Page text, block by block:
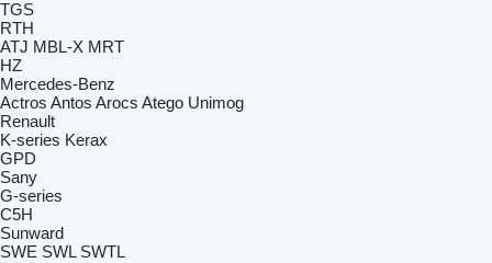
TGS
RTH
ATJ MBL-X MRT
HZ
Mercedes-Benz
Actros Antos Arocs Atego Unimog
Renault
K-series Kerax
GPD
Sany
G-series
C5H
Sunward
SWE SWL SWTL